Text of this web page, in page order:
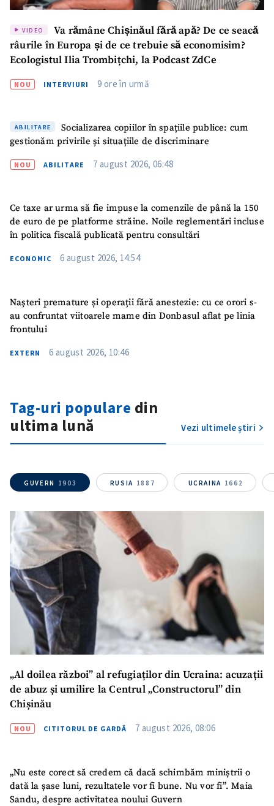
VIDEO
Va rămâne Chișinăul fără apă? De ce seacă
râurile în Europa și de ce trebuie să economisim?
Ecologistul Ilia Trombițchi, la Podcast ZdCe
NOU INTERVIURI 9 ore în urmă
ABILITARE
Socializarea copiilor în spațiile publice: cum
gestionăm privirile și situațiile de discriminare
NOU ABILITARE 7 august 2026, 06:48
Ce taxe ar urma să fie impuse la comenzile de până la 150
de euro de pe platforme străine. Noile reglementări incluse
în politica fiscală publicată pentru consultări
ECONOMIC 6 august 2026, 14:54
Nașteri premature și operații fără anestezie: cu ce orori s-
au confruntat viitoarele mame din Donbasul aflat pe linia
frontului
EXTERN 6 august 2026, 10:46
Tag-uri populare din
ultima lună
Vezi ultimele știri
GUVERN 1903 RUSIA 1887 UCRAINA 1662
„Al doilea război” al refugiaților din Ucraina: acuzații
de abuz și umilire la Centrul „Constructorul” din
Chișinău
NOU CITITORUL DE GARDĂ 7 august 2026, 08:06
„Nu este corect să credem că dacă schimbăm miniștrii o
dată la șase luni, rezultatele vor fi bune. Nu vor fi”. Maia
Sandu, despre activitatea noului Guvern
ȘTIREA MEA
Titlu știre+ Adaugă titlu
Fotografie
+ Încarcă imagine
Link media
+ Link media
Nume+ Numele meu